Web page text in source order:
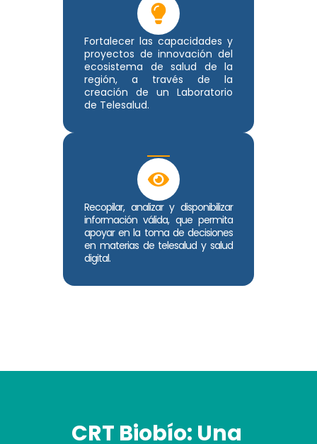
Fortalecer las capacidades y
proyectos de innovación del
ecosistema de salud de la
región, a través de la
creación de un Laboratorio
de Telesalud.
Recopilar, analizar y disponibilizar
información válida, que permita
apoyar en la toma de decisiones
en materias de telesalud y salud
digital.
CRT Biobío: Una